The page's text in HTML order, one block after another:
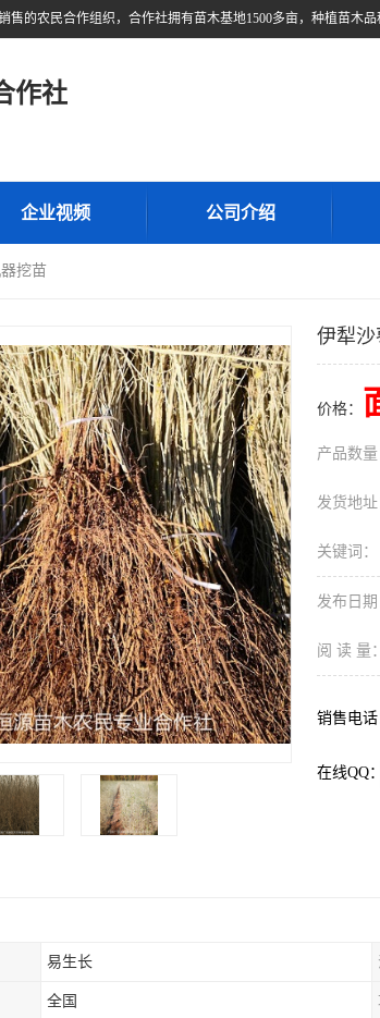
作社
企业视频 公司介绍
挖苗
伊犁
价格：
产品数量
发货地址
关键词：
发布日期
阅 读 量：
销售电话
在线QQ：
易生长
全国